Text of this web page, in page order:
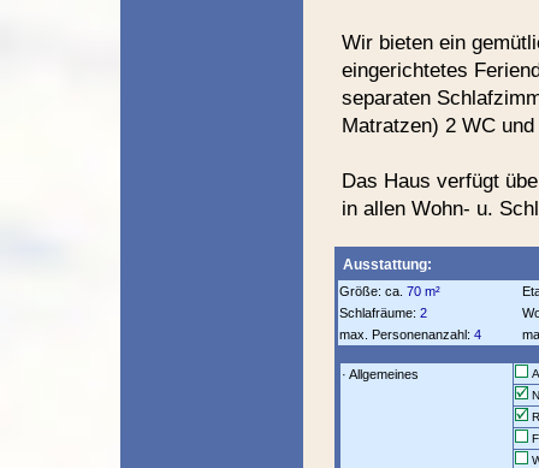
Wir bieten ein
eingerichtetes
separaten
Matratzen) 2 WC
Das Haus verfügt
in allen Wohn- u.
Ausstattung:
Größe: ca. 70 m²
Schlafräume: 2
max. Personenanzahl: 4
· Allgemeines